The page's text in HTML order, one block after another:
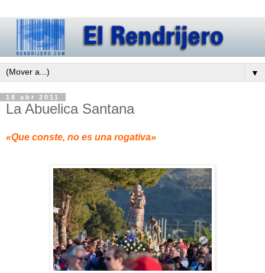
▼
18 abr 2011
La Abuelica Santana
«Que conste, no es una rogativa»